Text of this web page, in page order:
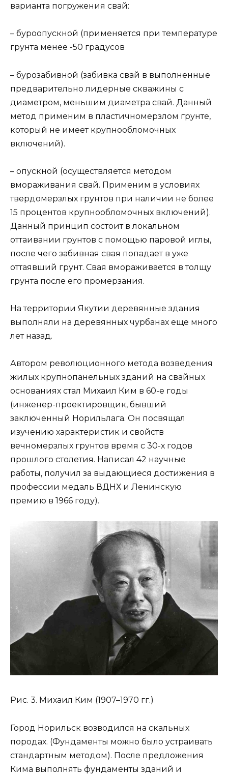
варианта погружения свай:
– буроопускной (применяется при температуре
грунта менее -50 градусов
– бурозабивной (забивка свай в выполненные
предварительно лидерные скважины с
диаметром, меньшим диаметра свай. Данный
метод применим в пластичномерзлом грунте,
который не имеет крупнообломочных
включений).
– опускной (осуществляется методом
вмораживания свай. Применим в условиях
твердомерзлых грунтов при наличии не более
15 процентов крупнообломочных включений).
Данный принцип состоит в локальном
оттаивании грунтов с помощью паровой иглы,
после чего забивная свая попадает в уже
оттаявший грунт. Свая вмораживается в толщу
грунта после его промерзания.
На территории Якутии деревянные здания
выполняли на деревянных чурбанах еще много
лет назад.
Автором революционного метода возведения
жилых крупнопанельных зданий на свайных
основаниях стал Михаил Ким в 60-е годы
(инженер-проектировщик, бывший
заключенный Норильлага. Он посвящал
изучению характеристик и свойств
вечномерзлых грунтов время с 30-х годов
прошлого столетия. Написал 42 научные
работы, получил за выдающиеся достижения в
профессии медаль ВДНХ и Ленинскую
премию в 1966 году).
Рис. 3. Михаил Ким (1907–1970 гг.)
Город Норильск возводился на скальных
породах. (Фундаменты можно было устраивать
стандартным методом). После предложения
Кима выполнять фундаменты зданий и